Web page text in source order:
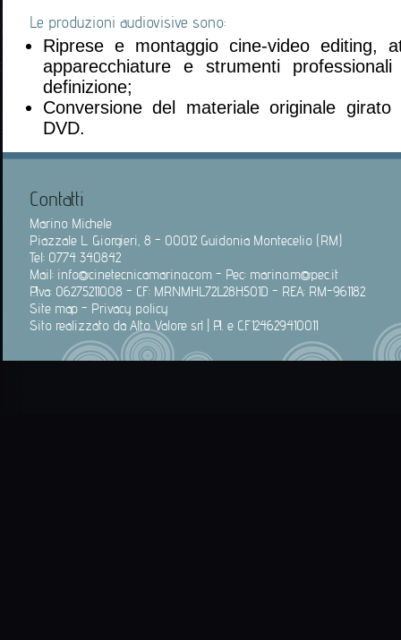
Le produzioni audiovisive sono:
Riprese e montaggio cine-video editing,
apparecchiature e strumenti
definizione;
Conversione del materiale originale
DVD.
Contatti
Marino Michele
Piazzale L. Giorgieri, 8 - 00012 Guidonia Montecelio (RM)
Tel: 0774 340842
Mail: info@cinetecnicamarino.com- Pec: marino.m@pec.it
P.Iva: 06275211008 - CF: MRNMHL72L28H501D - REA: RM-961182
Site map- Privacy policy
Sito realizzato da Alto Valore srl | P.I. e C.F. 124629410011